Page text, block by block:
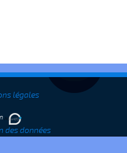
légales
des données